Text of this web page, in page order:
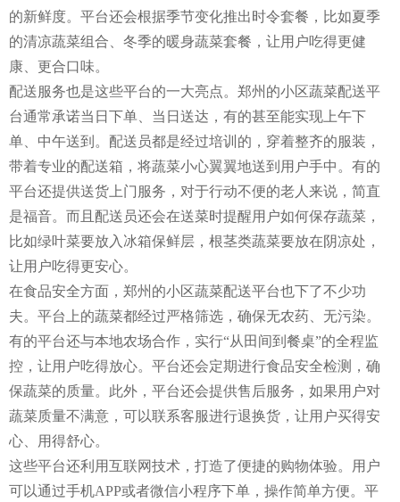
的新鲜度。平台还会根据季节变化推出时令套餐，比如夏季
的清凉蔬菜组合、冬季的暖身蔬菜套餐，让用户吃得更健
康、更合口味。
配送服务也是这些平台的一大亮点。郑州的小区蔬菜配送平
台通常承诺当日下单、当日送达，有的甚至能实现上午下
单、中午送到。配送员都是经过培训的，穿着整齐的服装，
带着专业的配送箱，将蔬菜小心翼翼地送到用户手中。有的
平台还提供送货上门服务，对于行动不便的老人来说，简直
是福音。而且配送员还会在送菜时提醒用户如何保存蔬菜，
比如绿叶菜要放入冰箱保鲜层，根茎类蔬菜要放在阴凉处，
让用户吃得更安心。
在食品安全方面，郑州的小区蔬菜配送平台也下了不少功
夫。平台上的蔬菜都经过严格筛选，确保无农药、无污染。
有的平台还与本地农场合作，实行“从田间到餐桌”的全程监
控，让用户吃得放心。平台还会定期进行食品安全检测，确
保蔬菜的质量。此外，平台还会提供售后服务，如果用户对
蔬菜质量不满意，可以联系客服进行退换货，让用户买得安
心、用得舒心。
这些平台还利用互联网技术，打造了便捷的购物体验。用户
可以通过手机APP或者微信小程序下单，操作简单方便。平